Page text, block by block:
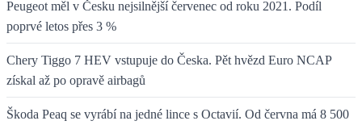
Peugeot měl v Česku nejsilnější červenec od roku 2021. Podíl
poprvé letos přes 3 %
Chery Tiggo 7 HEV vstupuje do Česka. Pět hvězd Euro NCAP
získal až po opravě airbagů
Škoda Peaq se vyrábí na jedné lince s Octavií. Od června má 8 500